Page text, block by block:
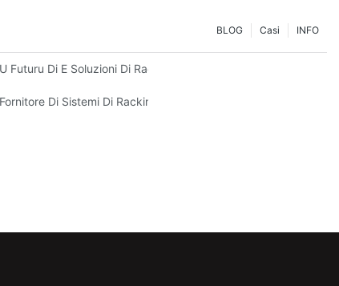
INFO
Casi
BLOG
U Futuru Di E Soluzioni Di Rack Per Pallet: Tendenze È
Fornitore Di Sistemi Di Racking: Fattori Chjave Per Sceglie U